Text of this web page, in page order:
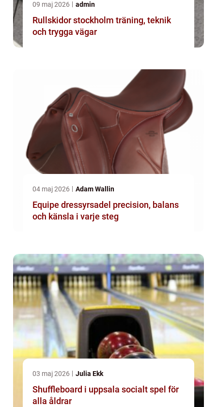
09 maj 2026 admin
Rullskidor stockholm träning, teknik
och trygga vägar
04 maj 2026 Adam Wallin
Equipe dressyrsadel precision, balans
och känsla i varje steg
03 maj 2026 Julia Ekk
Shuffleboard i uppsala socialt spel för
alla åldrar